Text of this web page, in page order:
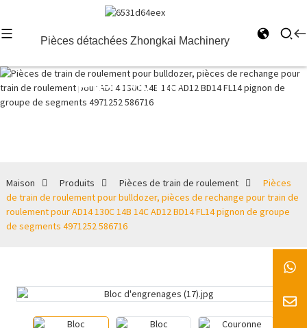
Pièces détachées Zhongkai Machinery
Pièces de
train de
Maison Produits Pièces de train de roulement
Pièces
de train de roulement pour bulldozer, pièces de rechange pour train de
roulement pour AD14 130C 14B 14C AD12 BD14 FL14 pignon de groupe
de segments 4971252 586716